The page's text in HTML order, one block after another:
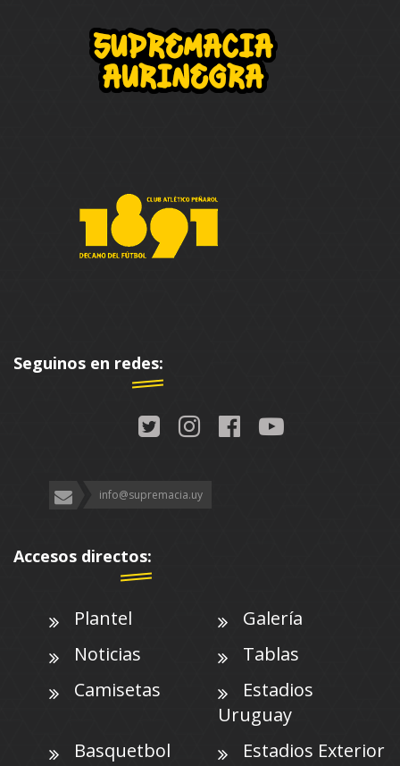
Seguinos en redes:
info@supremacia.uy
Accesos directos:
Plantel
Galería
Noticias
Tablas
Camisetas
Estadios
Uruguay
Basquetbol
Estadios Exterior